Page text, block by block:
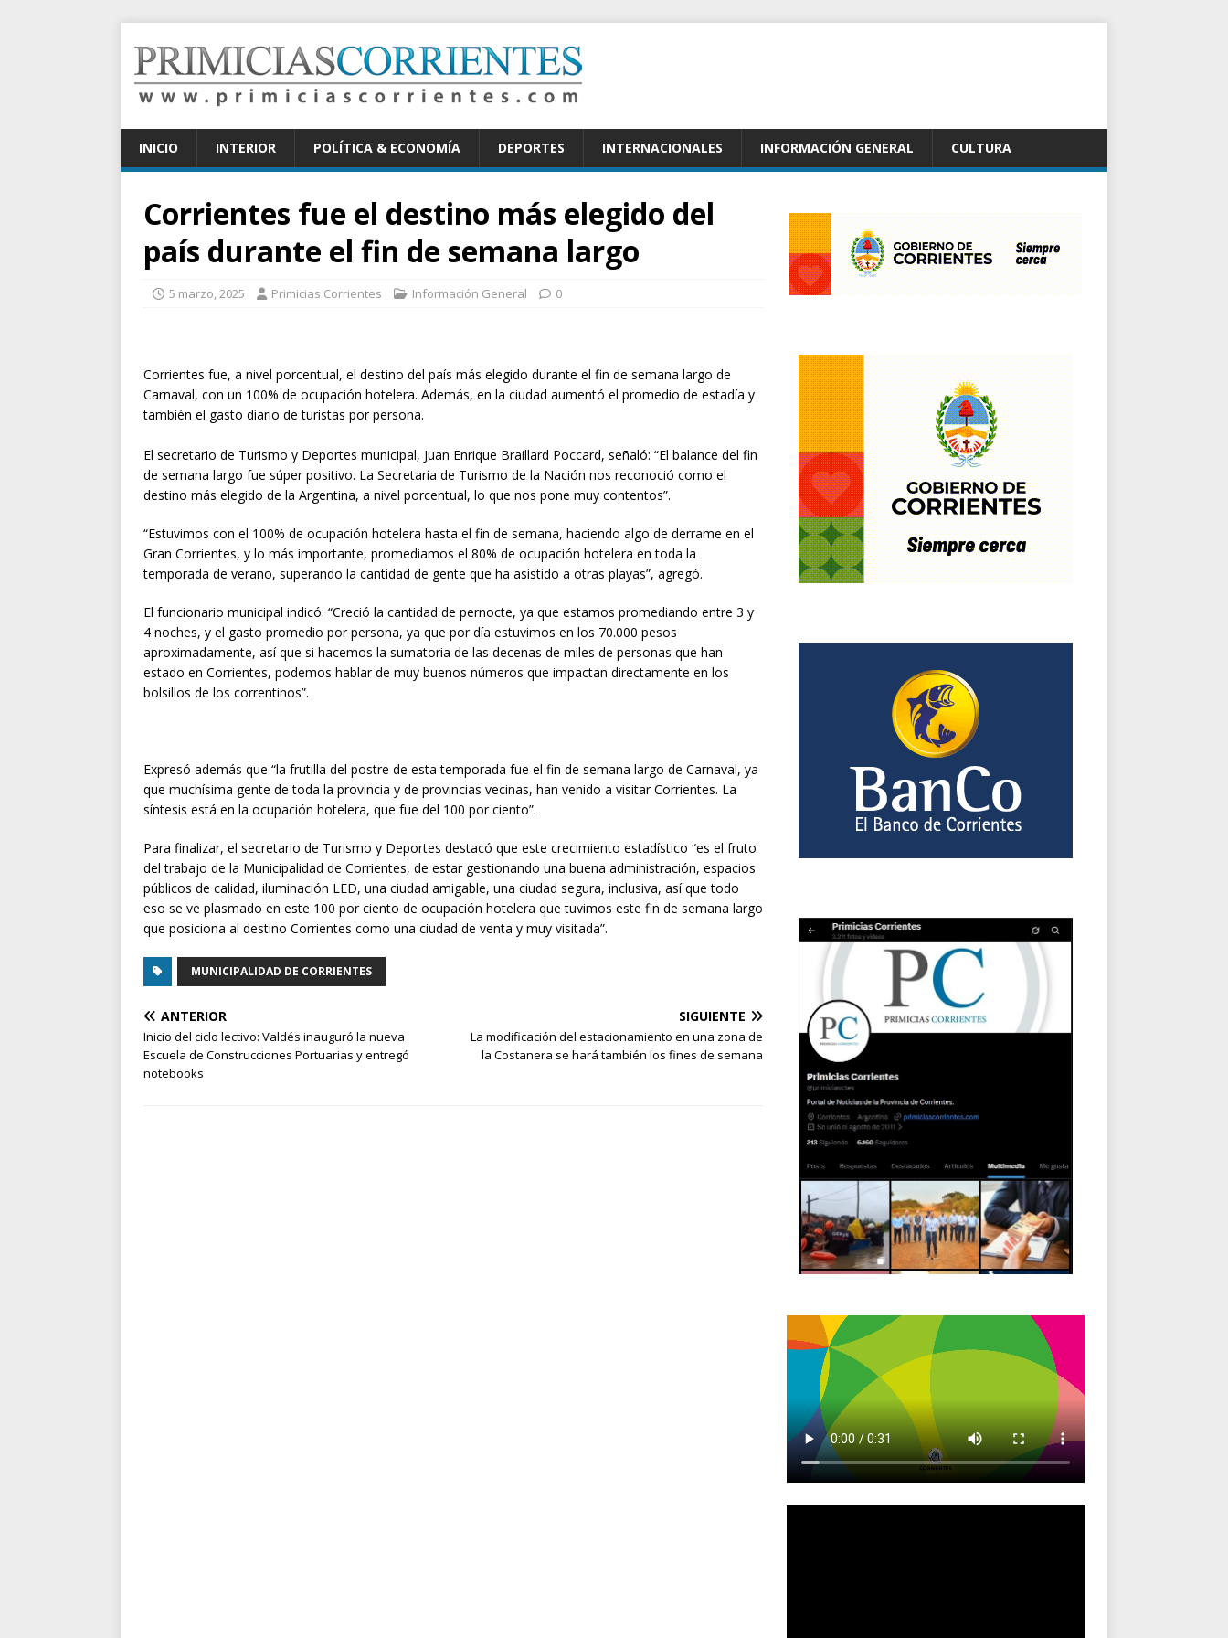
INICIO INTERIOR POLÍTICA & ECONOMÍA DEPORTES INTERNACIONALES INFORMACIÓN GENERAL CULTURA
Corrientes fue el destino más elegido del
país durante el fin de semana largo
5 marzo, 2025 Primicias Corrientes Información General 0
Corrientes fue, a nivel porcentual, el destino del país más elegido durante el fin de semana largo de
Carnaval, con un 100% de ocupación hotelera. Además, en la ciudad aumentó el promedio de estadía y
también el gasto diario de turistas por persona.
El secretario de Turismo y Deportes municipal, Juan Enrique Braillard Poccard, señaló: “El balance del fin
de semana largo fue súper positivo. La Secretaría de Turismo de la Nación nos reconoció como el
destino más elegido de la Argentina, a nivel porcentual, lo que nos pone muy contentos”.
“Estuvimos con el 100% de ocupación hotelera hasta el fin de semana, haciendo algo de derrame en el
Gran Corrientes, y lo más importante, promediamos el 80% de ocupación hotelera en toda la
temporada de verano, superando la cantidad de gente que ha asistido a otras playas”, agregó.
El funcionario municipal indicó: “Creció la cantidad de pernocte, ya que estamos promediando entre 3 y
4 noches, y el gasto promedio por persona, ya que por día estuvimos en los 70.000 pesos
aproximadamente, así que si hacemos la sumatoria de las decenas de miles de personas que han
estado en Corrientes, podemos hablar de muy buenos números que impactan directamente en los
bolsillos de los correntinos”.
Expresó además que “la frutilla del postre de esta temporada fue el fin de semana largo de Carnaval, ya
que muchísima gente de toda la provincia y de provincias vecinas, han venido a visitar Corrientes. La
síntesis está en la ocupación hotelera, que fue del 100 por ciento”.
Para finalizar, el secretario de Turismo y Deportes destacó que este crecimiento estadístico “es el fruto
del trabajo de la Municipalidad de Corrientes, de estar gestionando una buena administración, espacios
públicos de calidad, iluminación LED, una ciudad amigable, una ciudad segura, inclusiva, así que todo
eso se ve plasmado en este 100 por ciento de ocupación hotelera que tuvimos este fin de semana largo
que posiciona al destino Corrientes como una ciudad de venta y muy visitada”.
MUNICIPALIDAD DE CORRIENTES
ANTERIOR
Inicio del ciclo lectivo: Valdés inauguró la nueva
Escuela de Construcciones Portuarias y entregó
notebooks
SIGUIENTE
La modificación del estacionamiento en una zona de
la Costanera se hará también los fines de semana